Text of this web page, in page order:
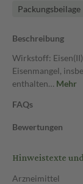
Packungsbeilage
Beschreibung
Wirkstoff:
Eisenmangel,
enthalten… Mehr
FAQs
Bewertungen
Hinweistexte
Arzneimittel